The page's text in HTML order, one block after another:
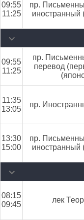
09:55
11:25
пр.
иностранный
09:55
11:25
пр.
перевод
11:35
13:05
пр.
13:30
15:00
пр.
иностранный
08:15
09:45
лек